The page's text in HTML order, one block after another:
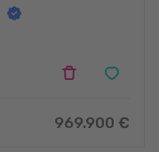
969.900 €